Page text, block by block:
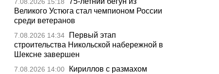
Великого Устюга стал чемпионом России
среди ветеранов
7.08.2026 14:34
Первый этап
строительства Никольской набережной в
Шексне завершен
7.08.2026 14:00
Кириллов с размахом